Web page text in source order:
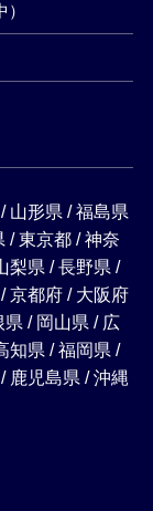
山形県 / 福島県
/ 東京都 / 神奈
梨県 / 長野県 /
京都府 / 大阪府
/ 岡山県 / 広
知県 / 福岡県 /
鹿児島県 / 沖縄